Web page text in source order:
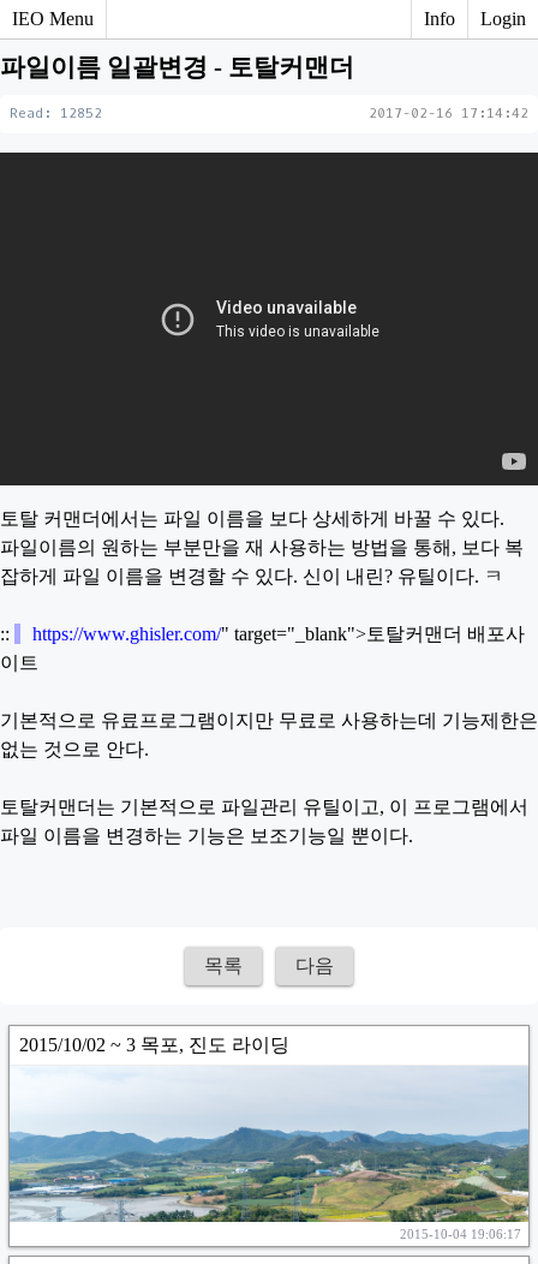
IEO Menu Info Login
파일이름 일괄변경 - 토탈커맨더
Read: 12852 2017-02-16 17:14:42
토탈 커맨더에서는 파일 이름을 보다 상세하게 바꿀 수 있다.
파일이름의 원하는 부분만을 재 사용하는 방법을 통해, 보다 복
잡하게 파일 이름을 변경할 수 있다. 신이 내린? 유틸이다. ㅋ
:: https://www.ghisler.com/" target="_blank">토탈커맨더 배포사
이트
기본적으로 유료프로그램이지만 무료로 사용하는데 기능제한은
없는 것으로 안다.
토탈커맨더는 기본적으로 파일관리 유틸이고, 이 프로그램에서
파일 이름을 변경하는 기능은 보조기능일 뿐이다.
목록 다음
2015/10/02 ~ 3 목포, 진도 라이딩
2015-10-04 19:06:17